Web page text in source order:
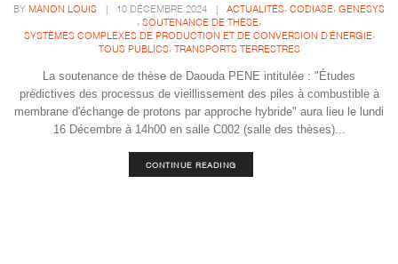
BY MANON LOUIS 10 DÉCEMBRE 2024 ACTUALITÉS , CODIASE, GENESYS
, SOUTENANCE DE THÈSE ,
SYSTÈMES COMPLEXES DE PRODUCTION ET DE CONVERSION D'ÉNERGIE,
TOUS PUBLICS, TRANSPORTS TERRESTRES
La soutenance de thèse de Daouda PENE intitulée : "Études
prédictives des processus de vieillissement des piles à combustible à
membrane d'échange de protons par approche hybride" aura lieu le lundi
16 Décembre à 14h00 en salle C002 (salle des thèses)...
CONTINUE READING